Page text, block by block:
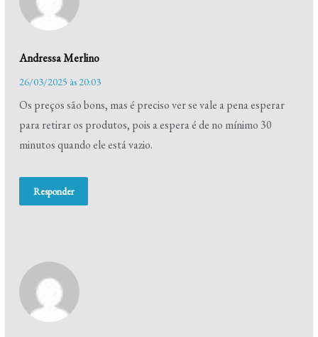
Andressa Merlino
26/03/2025 às 20:03
Os preços são bons, mas é preciso ver se vale a pena esperar
para retirar os produtos, pois a espera é de no mínimo 30
minutos quando ele está vazio.
Responder